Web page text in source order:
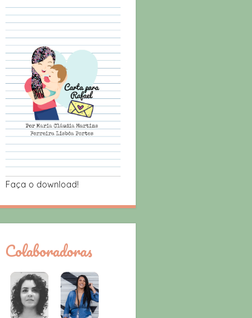
Faça o download!
Colaboradoras